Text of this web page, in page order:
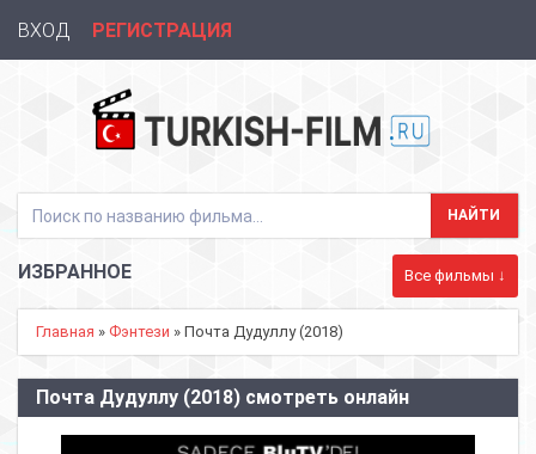
ВХОД РЕГИСТРАЦИЯ
ИЗБРАННОЕ Все фильмы ↓
Главная » Фэнтези » Почта Дудуллу (2018)
Почта Дудуллу (2018) смотреть онлайн